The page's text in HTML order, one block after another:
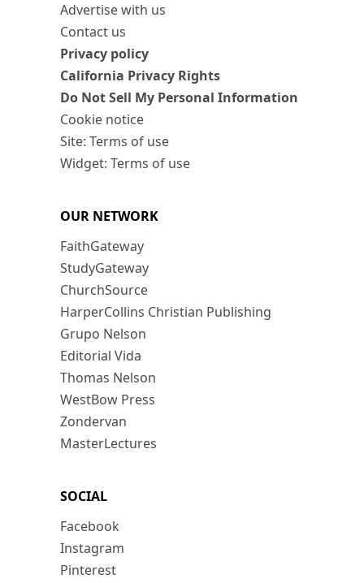
Advertise with us
Contact us
Privacy policy
California Privacy Rights
Do Not Sell My Personal Information
Cookie notice
Site: Terms of use
Widget: Terms of use
OUR NETWORK
FaithGateway
StudyGateway
ChurchSource
HarperCollins Christian Publishing
Grupo Nelson
Editorial Vida
Thomas Nelson
WestBow Press
Zondervan
MasterLectures
SOCIAL
Facebook
Instagram
Pinterest